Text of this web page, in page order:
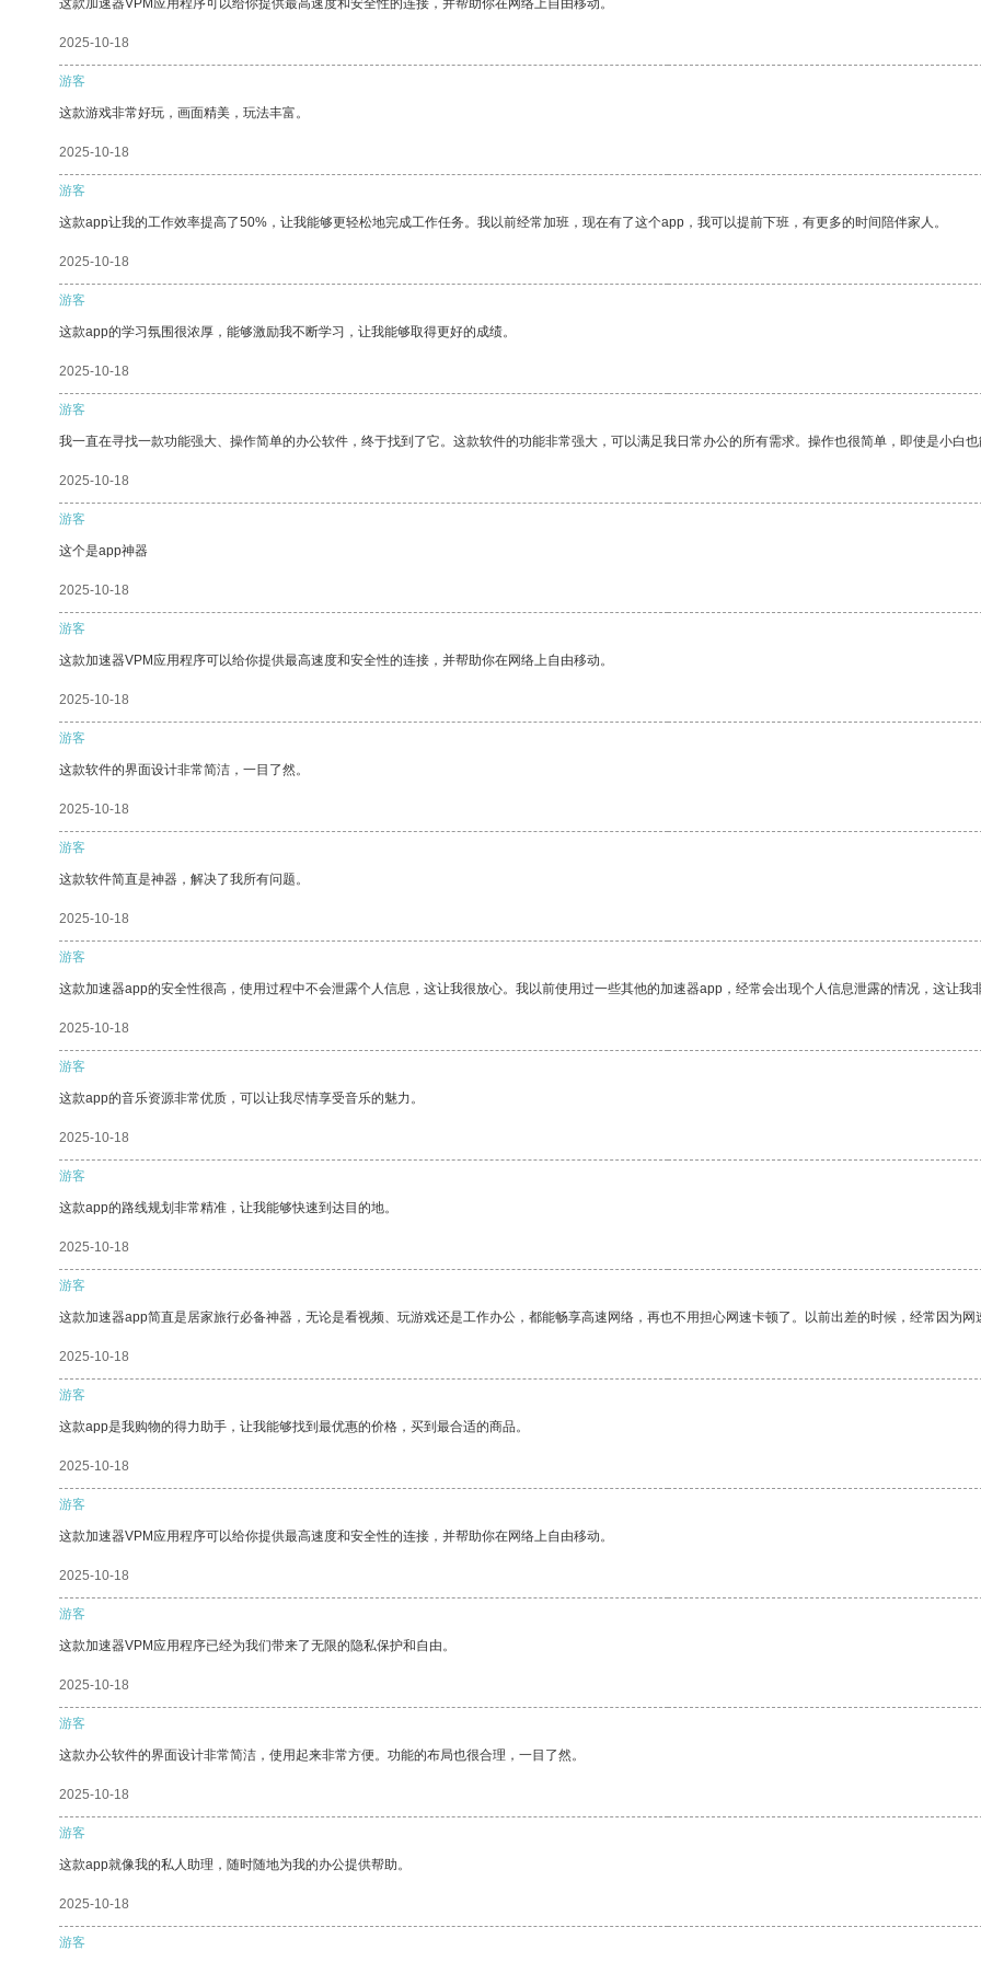
这款加速器VPM应用程序可以给你提供最高速度和安全性的连接，并帮助你在网络上自由移动。
2025-10-18
游客
这款游戏非常好玩，画面精美，玩法丰富。
2025-10-18
游客
这款app让我的工作效率提高了50%，让我能够更轻松地完成工作任务。我以前经常加班，现在有了这个app，我可以提前下班，有更多的时间陪伴家人。
2025-10-18
游客
这款app的学习氛围很浓厚，能够激励我不断学习，让我能够取得更好的成绩。
2025-10-18
游客
我一直在寻找一款功能强大、操作简单的办公软件，终于找到了它。这款软件的功能非常强大，可以满足我日常办公的所有需求。操作也很简单，即使是小白
2025-10-18
游客
这个是app神器
2025-10-18
游客
这款加速器VPM应用程序可以给你提供最高速度和安全性的连接，并帮助你在网络上自由移动。
2025-10-18
游客
这款软件的界面设计非常简洁，一目了然。
2025-10-18
游客
这款软件简直是神器，解决了我所有问题。
2025-10-18
游客
这款加速器app的安全性很高，使用过程中不会泄露个人信息，这让我很放心。我以前使用过一些其他的加速器app，经常会出现个人信息泄露的情况，这让我
2025-10-18
游客
这款app的音乐资源非常优质，可以让我尽情享受音乐的魅力。
2025-10-18
游客
这款app的路线规划非常精准，让我能够快速到达目的地。
2025-10-18
游客
这款加速器app简直是居家旅行必备神器，无论是看视频、玩游戏还是工作办公，都能畅享高速网络，再也不用担心网速卡顿了。以前出差的时候，经常因为
2025-10-18
游客
这款app是我购物的得力助手，让我能够找到最优惠的价格，买到最合适的商品。
2025-10-18
游客
这款加速器VPM应用程序可以给你提供最高速度和安全性的连接，并帮助你在网络上自由移动。
2025-10-18
游客
这款加速器VPM应用程序已经为我们带来了无限的隐私保护和自由。
2025-10-18
游客
这款办公软件的界面设计非常简洁，使用起来非常方便。功能的布局也很合理，一目了然。
2025-10-18
游客
这款app就像我的私人助理，随时随地为我的办公提供帮助。
2025-10-18
游客